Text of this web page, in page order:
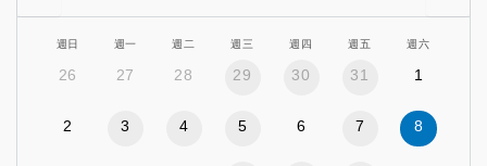
週日 週一 週二 週三 週四 週五 週六
26 27 28 29 30 31 1
2 3 4 5 6 7 8